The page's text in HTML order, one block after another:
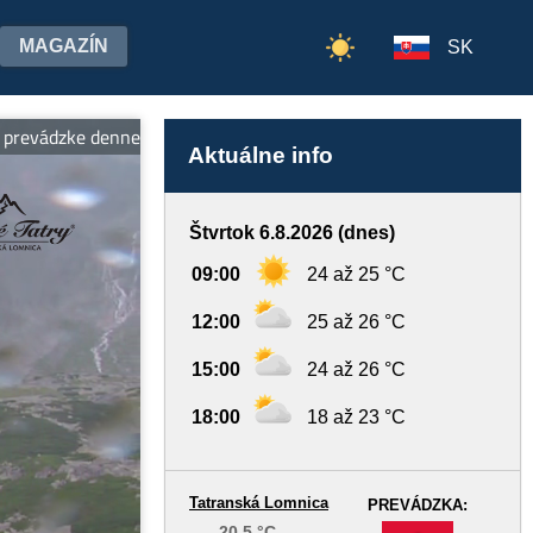
MAGAZÍN SK
denne od 7:00 do 19:00 hod.
Aktuálne info
Štvrtok 6.8.2026 (dnes)
09:00 24 až 25 °C
12:00 25 až 26 °C
15:00 24 až 26 °C
18:00 18 až 23 °C
PREVÁDZKA:
Tatranská Lomnica